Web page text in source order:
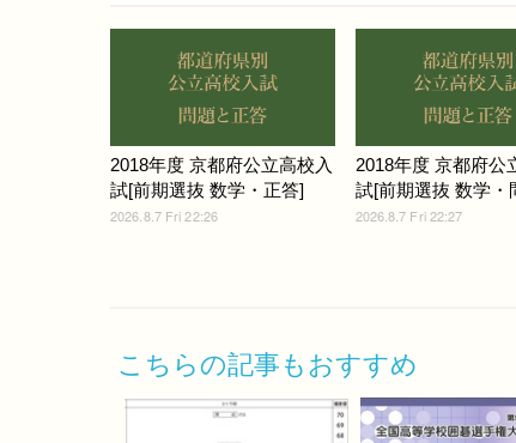
2018年度 京都府公立高校入
試[前期選抜 数学・正答]
2026.8.7 Fri 22:26
2018年度 京都府公
試[前期選抜 数学・
2026.8.7 Fri 22:27
こちらの記事もおすすめ